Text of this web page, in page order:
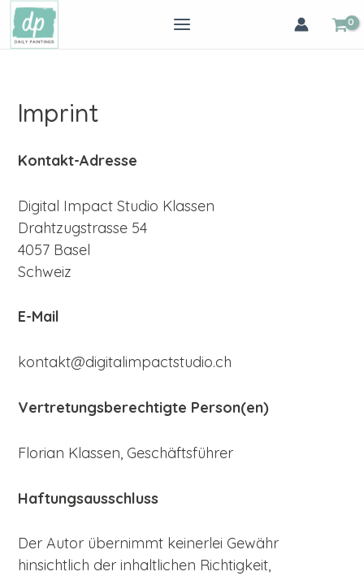
Zum
Inhalt
springen
MAIN
Imprint
Kontakt-Adresse
Digital Impact Studio Klassen
Drahtzugstrasse 54
4057 Basel
Schweiz
E-Mail
kontakt@digitalimpactstudio.ch
Vertretungsberechtigte Person(en)
Florian Klassen, Geschäftsführer
Haftungsausschluss
Der Autor übernimmt keinerlei Gewähr
hinsichtlich der inhaltlichen Richtigkeit,